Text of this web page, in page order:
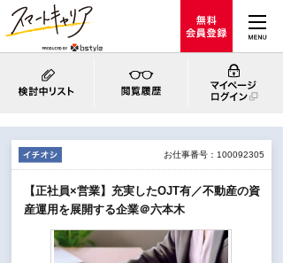
お仕事番号：100092305
【正社員×営業】充実したOJT有／不動産の資
産運用を展開する企業＠六本木